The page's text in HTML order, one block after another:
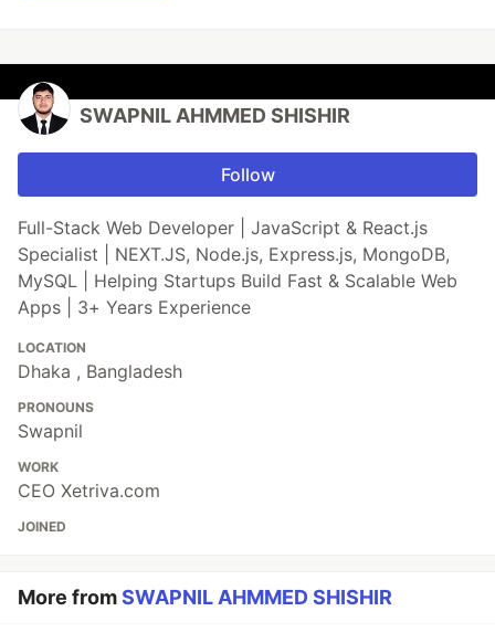
SWAPNIL AHMMED SHISHIR
Follow
Full-Stack Web Developer | JavaScript & React.js
Specialist | NEXT.JS, Node.js, Express.js, MongoDB,
MySQL | Helping Startups Build Fast & Scalable Web
Apps | 3+ Years Experience
LOCATION
Dhaka , Bangladesh
PRONOUNS
Swapnil
WORK
CEO Xetriva.com
JOINED
More fromSWAPNIL AHMMED SHISHIR